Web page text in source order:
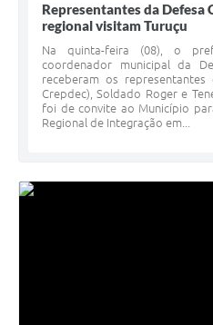
Representantes da Defesa
regional visitam Turuçu
Na quinta-feira (08), o
coordenador municipal da
receberam os
Crepdec), Soldado Roger e
foi de convite ao Município
Regional de Integração em...